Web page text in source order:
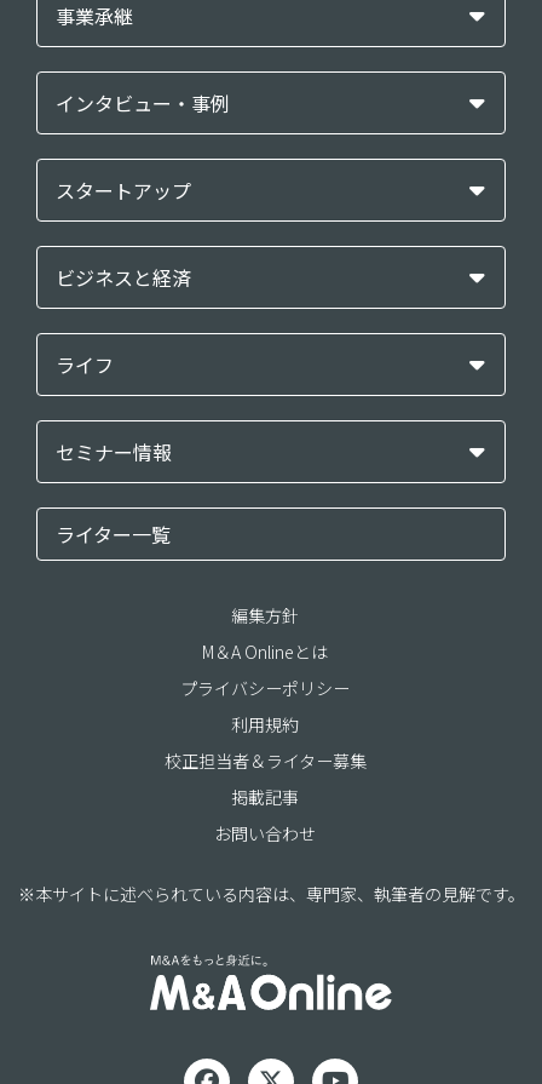
事業承継
インタビュー・事例
スタートアップ
ビジネスと経済
ライフ
セミナー情報
ライター一覧
編集方針
M＆A Onlineとは
プライバシーポリシー
利用規約
校正担当者＆ライター募集
掲載記事
お問い合わせ
※本サイトに述べられている内容は、専門家、執筆者の見解です。